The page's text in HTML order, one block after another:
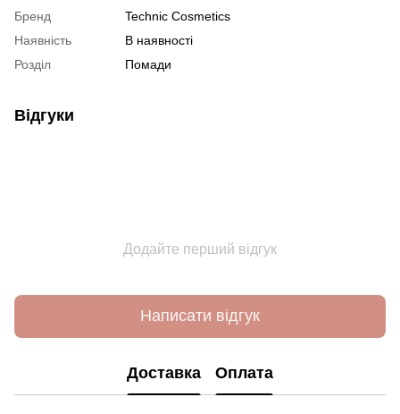
Бренд
Technic Cosmetics
Наявність
В наявності
Розділ
Помади
Відгуки
Додайте перший відгук
Написати відгук
Доставка Оплата